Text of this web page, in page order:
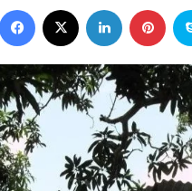
Facebook LinkedIn